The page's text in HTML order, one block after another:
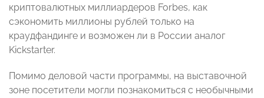
криптовалютных миллиардеров Forbes, как
сэкономить миллионы рублей только на
краудфандинге и возможен ли в России аналог
Kickstarter.
Помимо деловой части программы, на выставочной
зоне посетители могли познакомиться с необычными